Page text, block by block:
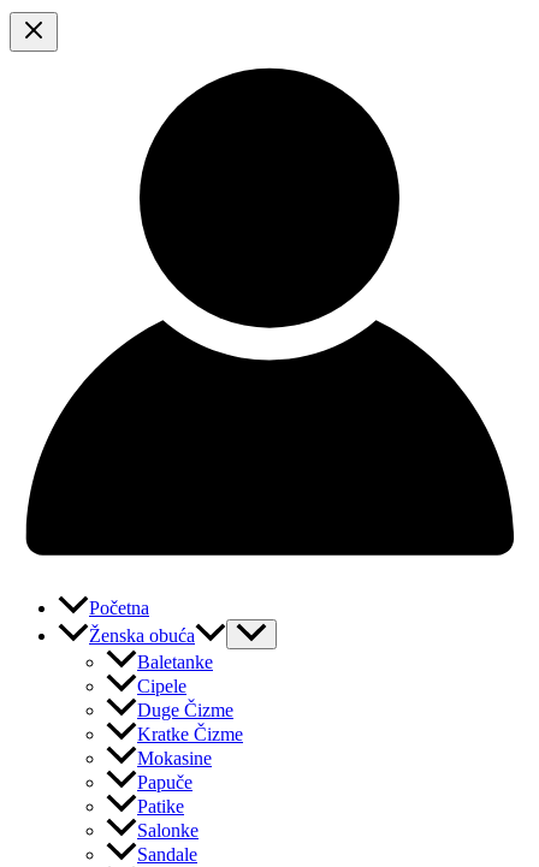
Početna
Ženska obuća
Baletanke
Cipele
Duge Čizme
Kratke Čizme
Mokasine
Papuče
Patike
Salonke
Sandale